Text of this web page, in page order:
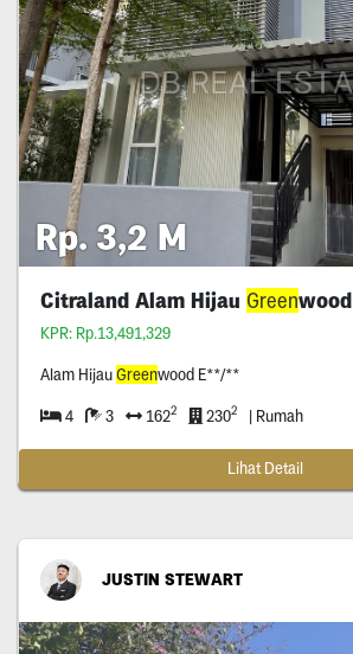
Rp. 3,2 M
Citraland Alam Hijau Greenwood
KPR: Rp.13,491,329
Alam HijauGreenwood E**/**
4 3 1622 2302 | Rumah
Lihat Detail
JUSTIN STEWART